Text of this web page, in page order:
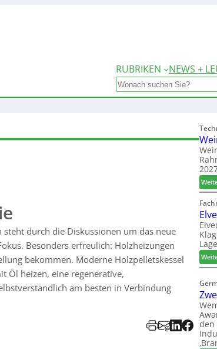
RUBRIKEN NEWS +
Search
durch die Diskussionen um das neue
Besonders erfreulich: Holzheizungen
bekommen. Moderne Holzpelletskessel
Öl heizen, eine regenerative,
am besten in Verbindung
den